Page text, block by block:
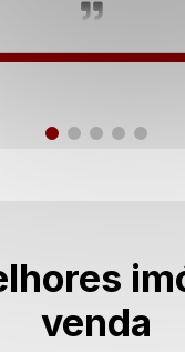
venda